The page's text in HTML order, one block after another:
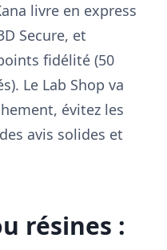
livre en express
Secure, et
fidélité (50
Le Lab Shop va
évitez les
avis solides et
résines :